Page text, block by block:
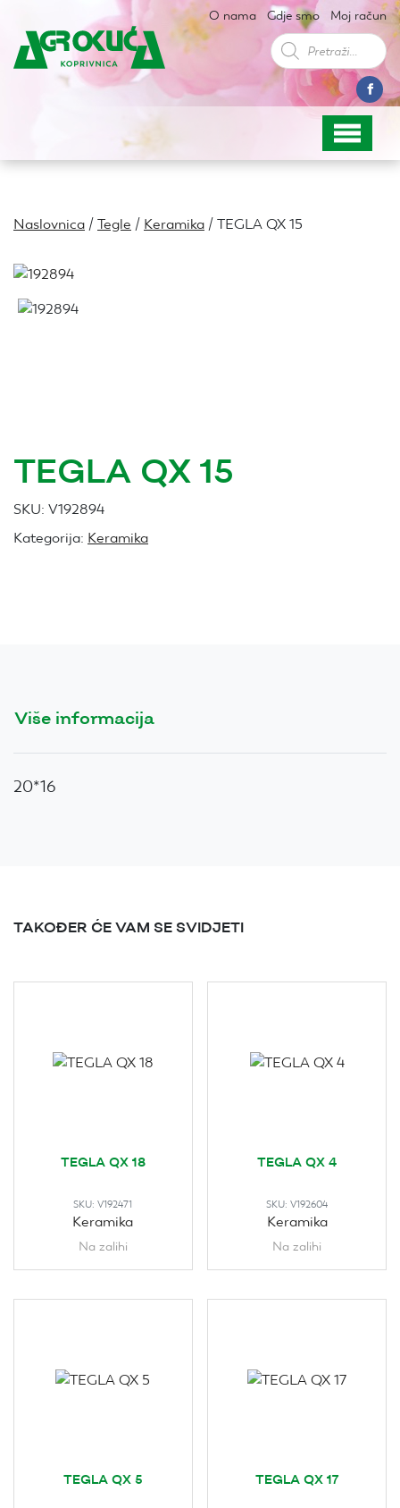
O nama Gdje smo Moj račun
Products
search
Naslovnica /Tegle / Keramika / TEGLA QX 15
TEGLA QX 15
SKU: V192894
Kategorija: Keramika
Više informacija
20*16
TAKOĐER ĆE VAM SE SVIDJETI
TEGLA QX 18
SKU:V192471
Keramika
Na zalihi
TEGLA QX 4
SKU:V192604
Keramika
Na zalihi
TEGLA QX 5 TEGLA QX 17